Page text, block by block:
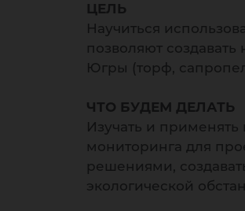
ЦЕЛЬ
Научиться
позволяют
Югры (торф,
ЧТО БУДЕМ ДЕЛАТЬ
Изучать и
мониторинга для
решениями,
экологической